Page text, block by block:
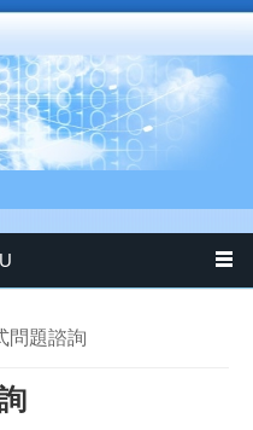
問題諮詢